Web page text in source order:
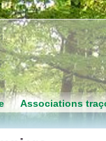
Associations